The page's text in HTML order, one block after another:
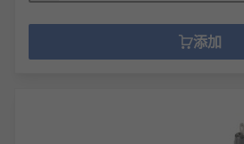
添加